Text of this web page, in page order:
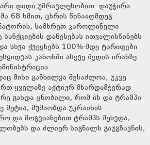
დიდი უმრავლესობით დაუჭირა.
68 ხმით, ცხრის წინააღმდეგ
სამხრეთ კაროლინელი
დაწესებას ითვალისწინებს
სხვა ქვეყნებს 100%-მდე ტარიფები
ასევე შედის ირანზე
მისი განხილვა შესაძლოა, უკვე
ყველაზე აქტიურ მხარდამჭერად
გახდა ცნობილი, რომ ის და ტრამპი
მუშაობდა.უკრაინის
და მოგვიანებით ტრამპს შეხვდა,
და ძლიერ სიგნალს გაუგზავნის,